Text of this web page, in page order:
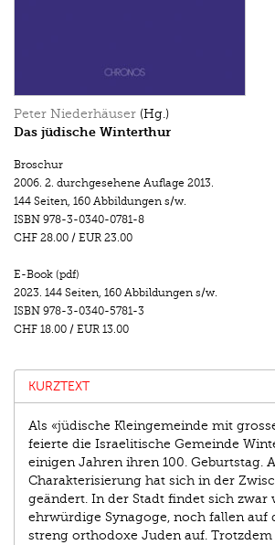
Peter Niederhäuser (Hg.)
Das jüdische Winterthur
Broschur
2006. 2. durchgesehene Auflage 2013.
144 Seiten, 160 Abbildungen s/w.
ISBN 978-3-0340-0781-8
CHF 28.00 / EUR 23.00
E-Book (pdf)
2023. 144 Seiten, 160 Abbildungen s/w.
ISBN 978-3-0340-5781-3
CHF 18.00 / EUR 13.00
KURZTEXT
Als «jüdische Kleingemeinde mit
feierte die Israelitische Gemeinde
einigen Jahren ihren 100. Geburtstag.
Charakterisierung hat sich in der
geändert. In der Stadt findet sich zwar
ehrwürdige Synagoge, noch fallen auf
streng orthodoxe Juden auf.